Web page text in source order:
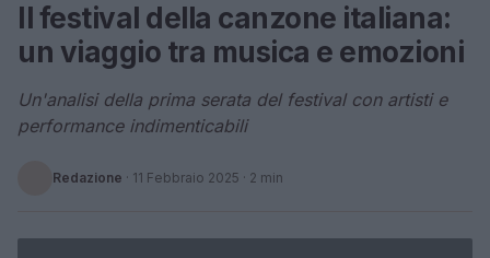
Il festival della canzone italiana:
un viaggio tra musica e emozioni
Un'analisi della prima serata del festival con artisti e
performance indimenticabili
Redazione · 11 Febbraio 2025 · 2 min